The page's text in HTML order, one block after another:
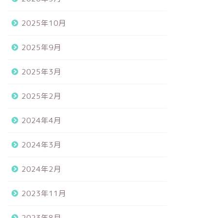
2025年10月
2025年9月
2025年3月
2025年2月
2024年4月
2024年3月
2024年2月
2023年11月